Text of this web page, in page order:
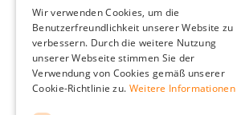
FRENCH
DUTCH
Wir verwenden Cookies, um die
Benutzerfreundlichkeit unserer Website zu
verbessern. Durch die weitere Nutzung
unserer Webseite stimmen Sie der
Verwendung von Cookies gemäß unserer
Cookie-Richtlinie zu. Weitere Informationen